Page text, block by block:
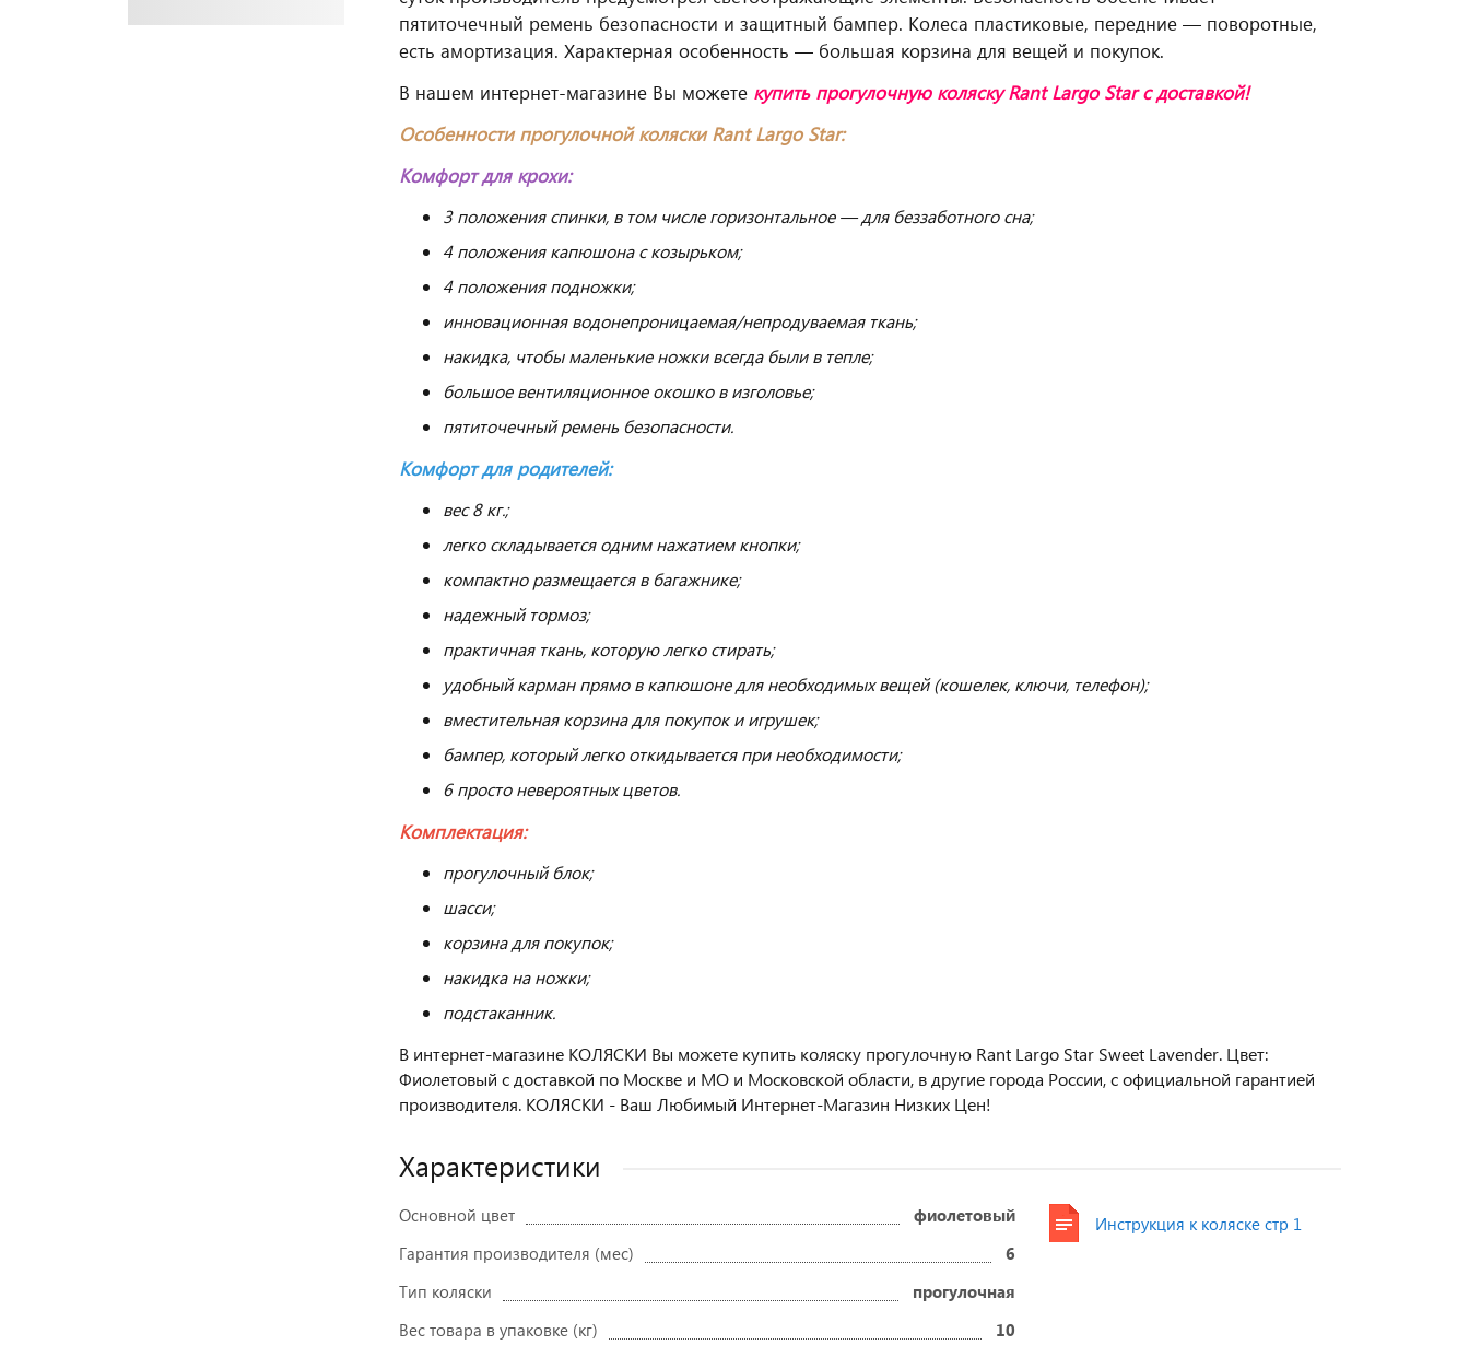
пятиточечный ремень безопасности и защитный бампер. Колеса пластиковые, передние — поворотные,
есть амортизация. Характерная особенность — большая корзина для вещей и покупок.
В нашем интернет-магазине Вы можете купить прогулочную коляску Rant Largo Starс доставкой!
Особенности прогулочной коляски Rant Largo Star:
Комфорт для крохи:
3 положения спинки, в том числе горизонтальное — для беззаботного сна;
4 положения капюшона с козырьком;
4 положения подножки;
инновационная водонепроницаемая/непродуваемая ткань;
накидка, чтобы маленькие ножки всегда были в тепле;
большое вентиляционное окошко в изголовье;
пятиточечный ремень безопасности.
Комфорт для родителей:
вес 8 кг.;
легко складывается одним нажатием кнопки;
компактно размещается в багажнике;
надежный тормоз;
практичная ткань, которую легко стирать;
удобный карман прямо в капюшоне для необходимых вещей (кошелек, ключи, телефон);
вместительная корзина для покупок и игрушек;
бампер, который легко откидывается при необходимости;
6 просто невероятных цветов.
Комплектация:
прогулочный блок;
шасси;
корзина для покупок;
накидка на ножки;
подстаканник.
В интернет-магазине КОЛЯСКИ Вы можете купить коляску прогулочную Rant Largo Star Sweet Lavender. Цвет:
Фиолетовый с доставкой по Москве и МО и Московской области, в другие города России, с официальной гарантией
производителя. КОЛЯСКИ - Ваш Любимый Интернет-Магазин Низких Цен!
Характеристики
Основной цвет
фиолетовый
Гарантия производителя (мес)
6
Тип коляски
прогулочная
Вес товара в упаковке (кг)
10
Инструкция к коляске стр 1